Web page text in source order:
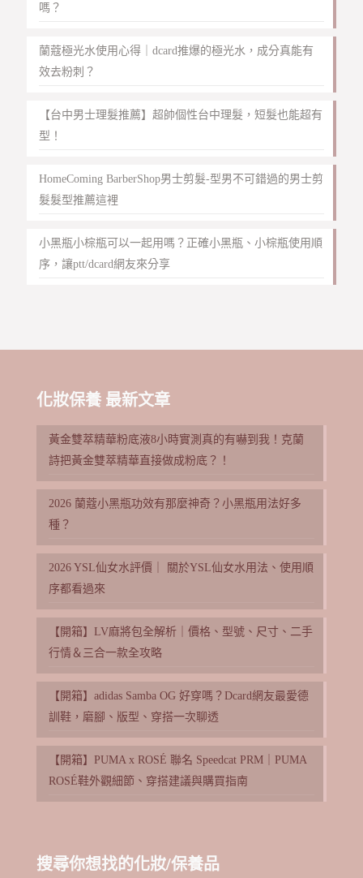
嗎？
蘭蔻極光水使用心得｜dcard推爆的極光水，成分真能有
效去粉刺？
【台中男士理髮推薦】超帥個性台中理髮，短髮也能超有
型！
HomeComing BarberShop男士剪髮-型男不可錯過的男士剪
髮髮型推薦這裡
小黑瓶小棕瓶可以一起用嗎？正確小黑瓶、小棕瓶使用順
序，讓ptt/dcard網友來分享
化妝保養 最新文章
黃金雙萃精華粉底液8小時實測真的有嚇到我！克蘭
詩把黃金雙萃精華直接做成粉底？！
2026 蘭蔻小黑瓶功效有那麼神奇？小黑瓶用法好多
種？
2026 YSL仙女水評價｜ 關於YSL仙女水用法、使用順
序都看過來
【開箱】LV麻將包全解析｜價格、型號、尺寸、二手
行情＆三合一款全攻略
【開箱】adidas Samba OG 好穿嗎？Dcard網友最愛德
訓鞋，磨腳、版型、穿搭一次聊透
【開箱】PUMA x ROSÉ 聯名 Speedcat PRM｜PUMA
ROSÉ鞋外觀細節、穿搭建議與購買指南
搜尋你想找的化妝/保養品